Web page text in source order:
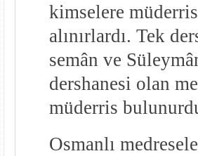
kimselere
alınırlardı. Tek
semân ve
dershanesi olan
müderris
Osmanlı